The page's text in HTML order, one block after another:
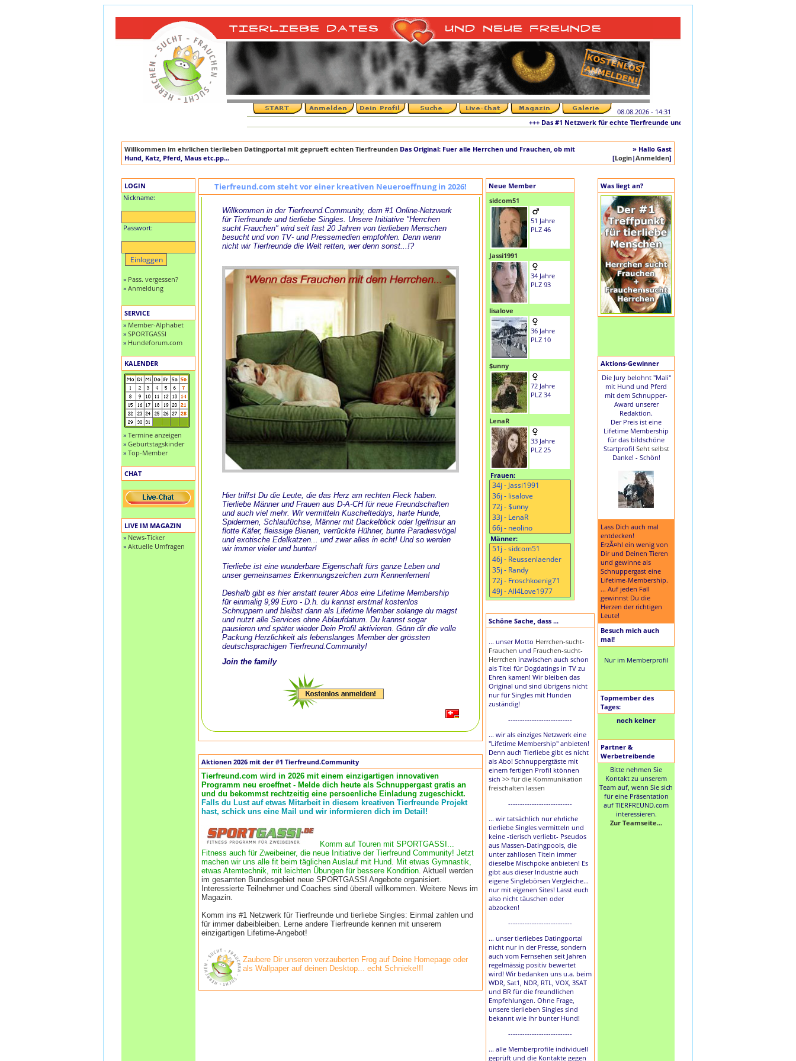
08.08.2026 - 14:31
+++ Das #1 Netzwerk für echte Tierfreunde und tierliebe Singles +++ Die originale
Willkommen im ehrlichen tierlieben Datingportal mit geprueft echten Tierfreunden Das Original: Fuer alle Herrchen und Frauchen, ob mit
Hund, Katz, Pferd, Maus etc.pp...
» Hallo Gast
[Login|Anmelden]
LOGIN
Nickname:
Passwort:
» Pass. vergessen?
» Anmeldung
SERVICE
» Member-Alphabet
» SPORTGASSI
» Hundeforum.com
KALENDER
» Termine anzeigen
» Geburtstagskinder
» Top-Member
CHAT
LIVE IM MAGAZIN
» News-Ticker
» Aktuelle Umfragen
Tierfreund.com steht vor einer kreativen Neueroeffnung in 2026!
Willkommen in der Tierfreund.Community, dem #1 Online-Netzwerk
für Tierfreunde und tierliebe Singles. Unsere Initiative "Herrchen
sucht Frauchen" wird seit fast 20 Jahren von tierlieben Menschen
besucht und von TV- und Pressemedien empfohlen. Denn wenn
nicht wir Tierfreunde die Welt retten, wer denn sonst...!?
Hier triffst Du die Leute, die das Herz am rechten Fleck haben.
Tierliebe Männer und Frauen aus D-A-CH für neue Freundschaften
und auch viel mehr. Wir vermitteln Kuschelteddys, harte Hunde,
Spidermen, Schlaufüchse, Männer mit Dackelblick oder Igelfrisur an
flotte Käfer, fleissige Bienen, verrückte Hühner, bunte Paradiesvögel
und exotische Edelkatzen... und zwar alles in echt! Und so werden
wir immer vieler und bunter!
Tierliebe ist eine wunderbare Eigenschaft fürs ganze Leben und
unser gemeinsames Erkennungszeichen zum Kennenlernen!
Deshalb gibt es hier anstatt teurer Abos eine Lifetime Membership
für einmalig 9,99 Euro - D.h. du kannst erstmal kostenlos
Schnuppern und bleibst dann als Lifetime Member solange du magst
und nutzt alle Services ohne Ablaufdatum. Du kannst sogar
pausieren und später wieder Dein Profil aktivieren. Gönn dir die volle
Packung Herzlichkeit als lebenslanges Member der grössten
deutschsprachigen Tierfreund.Community!
Join the family
Aktionen 2026 mit der #1 Tierfreund.Community
Tierfreund.com wird in 2026 mit einem einzigartigen innovativen
Programm neu eroeffnet - Melde dich heute als Schnuppergast gratis an
und du bekommst rechtzeitig eine persoenliche Einladung zugeschickt.
Falls du Lust auf etwas Mitarbeit in diesem kreativen Tierfreunde Projekt
hast, schick uns eine Mail und wir informieren dich im Detail!
Komm auf Touren mit SPORTGASSI...
Fitness auch für Zweibeiner, die neue Initiative der Tierfreund Community! Jetzt
machen wir uns alle fit beim täglichen Auslauf mit Hund. Mit etwas Gymnastik,
etwas Atemtechnik, mit leichten Übungen für bessere Kondition. Aktuell werden
im gesamten Bundesgebiet neue SPORTGASSI Angebote organisiert.
Interessierte Teilnehmer und Coaches sind überall willkommen. Weitere News im
Magazin.
Komm ins #1 Netzwerk für Tierfreunde und tierliebe Singles: Einmal zahlen und
für immer dabeibleiben. Lerne andere Tierfreunde kennen mit unserem
einzigartigen Lifetime-Angebot!
Zaubere Dir unseren verzauberten Frog auf Deine Homepage oder
als Wallpaper auf deinen Desktop... echt Schnieke!!!
Neue Member
sidcom51
51 Jahre
PLZ 46
Jassi1991
34 Jahre
PLZ 93
lisalove
36 Jahre
PLZ 10
$unny
72 Jahre
PLZ 34
LenaR
33 Jahre
PLZ 25
Frauen:
Männer:
Schöne Sache, dass ...
... unser Motto Herrchen-sucht-
Frauchen und Frauchen-sucht-
Herrchen inzwischen auch schon
als Titel für Dogdatings in TV zu
Ehren kamen! Wir bleiben das
Original und sind übrigens nicht
nur für Singles mit Hunden
zuständig!
---------------------------
... wir als einziges Netzwerk eine
"Lifetime Membership" anbieten!
Denn auch Tierliebe gibt es nicht
als Abo! Schnuppergtäste mit
einem fertigen Profil ktönnen
sich >> für die Kommunikation
freischalten lassen
---------------------------
... wir tatsächlich nur ehrliche
tierliebe Singles vermitteln und
keine -tierisch verliebt- Pseudos
aus Massen-Datingpools, die
unter zahllosen Titeln immer
dieselbe Mischpoke anbieten! Es
gibt aus dieser Industrie auch
eigene Singlebörsen Vergleiche...
nur mit eigenen Sites! Lasst euch
also nicht täuschen oder
abzocken!
---------------------------
... unser tierliebes Datingportal
nicht nur in der Presse, sondern
auch vom Fernsehen seit Jahren
regelmässig positiv bewertet
wird! Wir bedanken uns u.a. beim
WDR, Sat1, NDR, RTL, VOX, 3SAT
und BR für die freundlichen
Empfehlungen. Ohne Frage,
unsere tierlieben Singles sind
bekannt wie ihr bunter Hund!
---------------------------
... alle Memberprofile individuell
geprüft und die Kontakte gegen
Was liegt an?
Aktions-Gewinner
Die Jury belohnt "Mali"
mit Hund und Pferd
mit dem Schnupper-
Award unserer
Redaktion.
Der Preis ist eine
Lifetime Membership
für das bildschöne
Startprofil Seht selbst
Danke! - Schön!
Lass Dich auch mal
entdecken!
ErzÃ¤hl ein wenig von
Dir und Deinen Tieren
und gewinne als
Schnuppergast eine
Lifetime-Membership.
... Auf jeden Fall
gewinnst Du die
Herzen der richtigen
Leute!
Besuch mich auch
mal!
Nur im Memberprofil
Topmember des
Tages:
noch keiner
Partner &
Werbetreibende
Bitte nehmen Sie
Kontakt zu unserem
Team auf, wenn Sie sich
für eine Präsentation
auf TIERFREUND.com
interessieren.
Zur Teamseite...